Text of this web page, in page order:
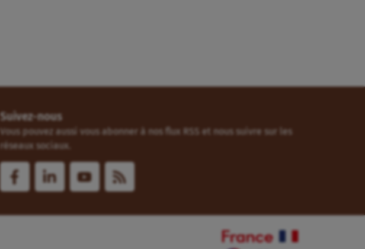
Suivez-nous
Vous pouvez aussi vous abonner à nos flux RSS et nous suivre sur les
réseaux sociaux.